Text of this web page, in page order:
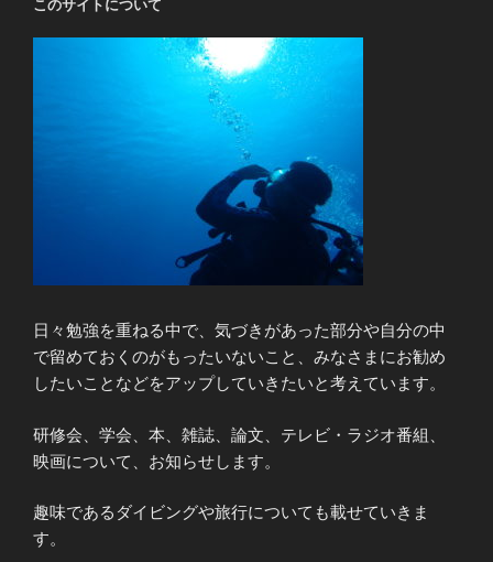
ン
このサイトについて
日々勉強を重ねる中で、気づきがあった部分や自分の中
で留めておくのがもったいないこと、みなさまにお勧め
したいことなどをアップしていきたいと考えています。
研修会、学会、本、雑誌、論文、テレビ・ラジオ番組、
映画について、お知らせします。
趣味であるダイビングや旅行についても載せていきま
す。